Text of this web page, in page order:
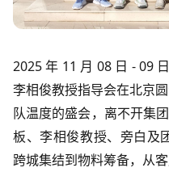
2025 年 11 月 08 日 - 09
李相俊教授指导会在北京
队温度的盛会，离不开集
板、李相俊教授、旁白
跨城集结到物料筹备，从